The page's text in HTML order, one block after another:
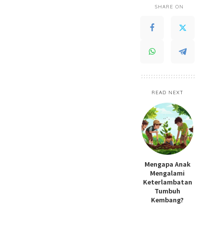
SHARE ON
READ NEXT
Mengapa Anak
Mengalami
Keterlambatan
Tumbuh
Kembang?